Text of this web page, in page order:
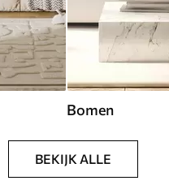
Bomen
BEKIJK ALLE